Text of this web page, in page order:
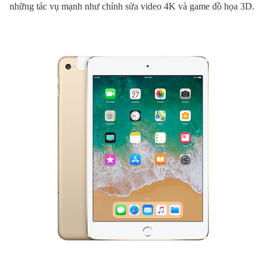
những tác vụ mạnh như chỉnh sửa video 4K và game đồ họa 3D.